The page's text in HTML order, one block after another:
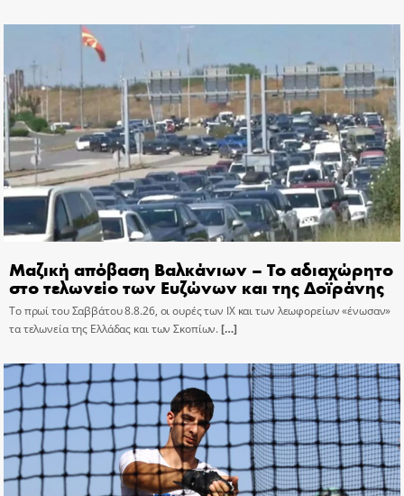
Μαζική απόβαση Βαλκάνιων – Το αδιαχώρητο
στο τελωνείο των Ευζώνων και της Δοϊράνης
Το πρωί του Σαββάτου 8.8.26, οι ουρές των ΙΧ και των λεωφορείων «ένωσαν»
τα τελωνεία της Ελλάδας και των Σκοπίων.[…]